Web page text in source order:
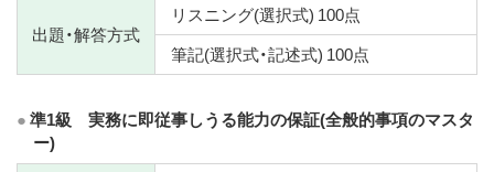
出題・解答方式
リスニング(選択式) 100点
筆記(選択式・記述式) 100点
準1級 実務に即従事しうる能力の保証(全般的事項のマスタ
ー)